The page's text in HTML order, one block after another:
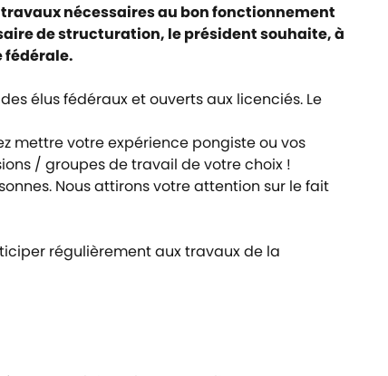
travaux nécessaires au bon fonctionnement
de structuration, le président souhaite, à
fédérale.
élus fédéraux et ouverts aux licenciés. Le
mettre votre expérience pongiste ou vos
/ groupes de travail de votre choix !
Nous attirons votre attention sur le fait
régulièrement aux travaux de la